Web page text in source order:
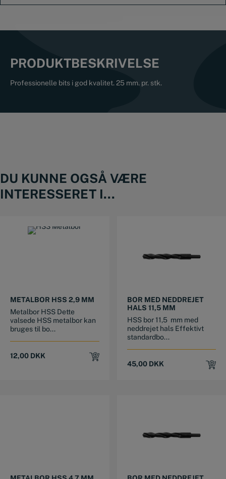
PRODUKTBESKRIVELSE
Professionelle bits i god kvalitet. 25 mm. pr. stk.
DU KUNNE OGSÅ VÆRE
INTERESSERET I...
METALBOR HSS 2,9 MM
Metalbor HSS Dette
valsede HSS metalbor kan
bruges til bo...
12,00 DKK
BOR MED NEDDREJET
HALS 11,5 MM
HSS bor 11,5 mm med
neddrejet hals Effektivt
standardbo...
45,00 DKK